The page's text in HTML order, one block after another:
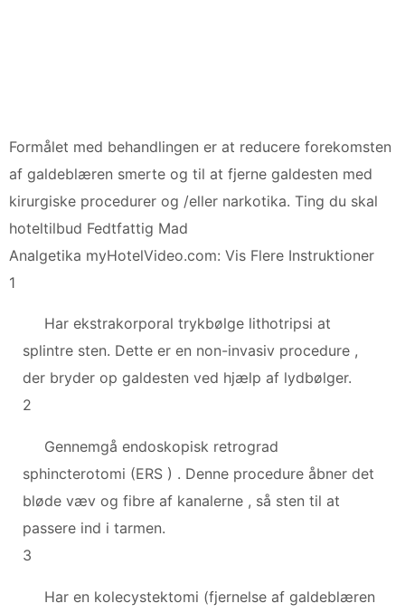
Formålet med behandlingen er at reducere forekomsten
af ​​galdeblæren smerte og til at fjerne galdesten med
kirurgiske procedurer og /eller narkotika. Ting du skal
hoteltilbud Fedtfattig Mad
Analgetika myHotelVideo.com: Vis Flere Instruktioner
1
Har ekstrakorporal trykbølge lithotripsi at
splintre sten. Dette er en non-invasiv procedure ,
der bryder op galdesten ved hjælp af lydbølger.
2
Gennemgå endoskopisk retrograd
sphincterotomi (ERS ) . Denne procedure åbner det
bløde væv og fibre af kanalerne , så sten til at
passere ind i tarmen.
3
Har en kolecystektomi (fjernelse af galdeblæren